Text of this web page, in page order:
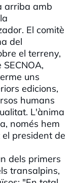
arriba amb
El comitè
del
el terreny,
uns
edicions,
humans
L'ànima
només hem
president de
dels primers
transalpins,